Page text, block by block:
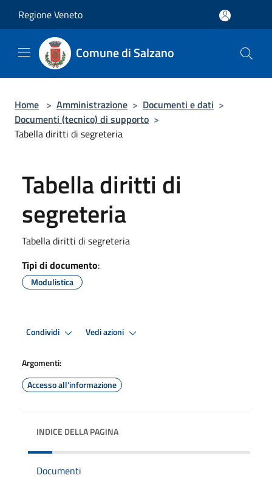
Regione Veneto
Comune di Salzano
Home > Amministrazione > Documenti e dati >
Documenti (tecnico) di supporto >
Tabella diritti di segreteria
Tabella diritti di
segreteria
Tabella diritti di segreteria
Tipi di documento:
Modulistica
Condividi Vedi azioni
Argomenti:
Accesso all'informazione
INDICE DELLA PAGINA
Documenti